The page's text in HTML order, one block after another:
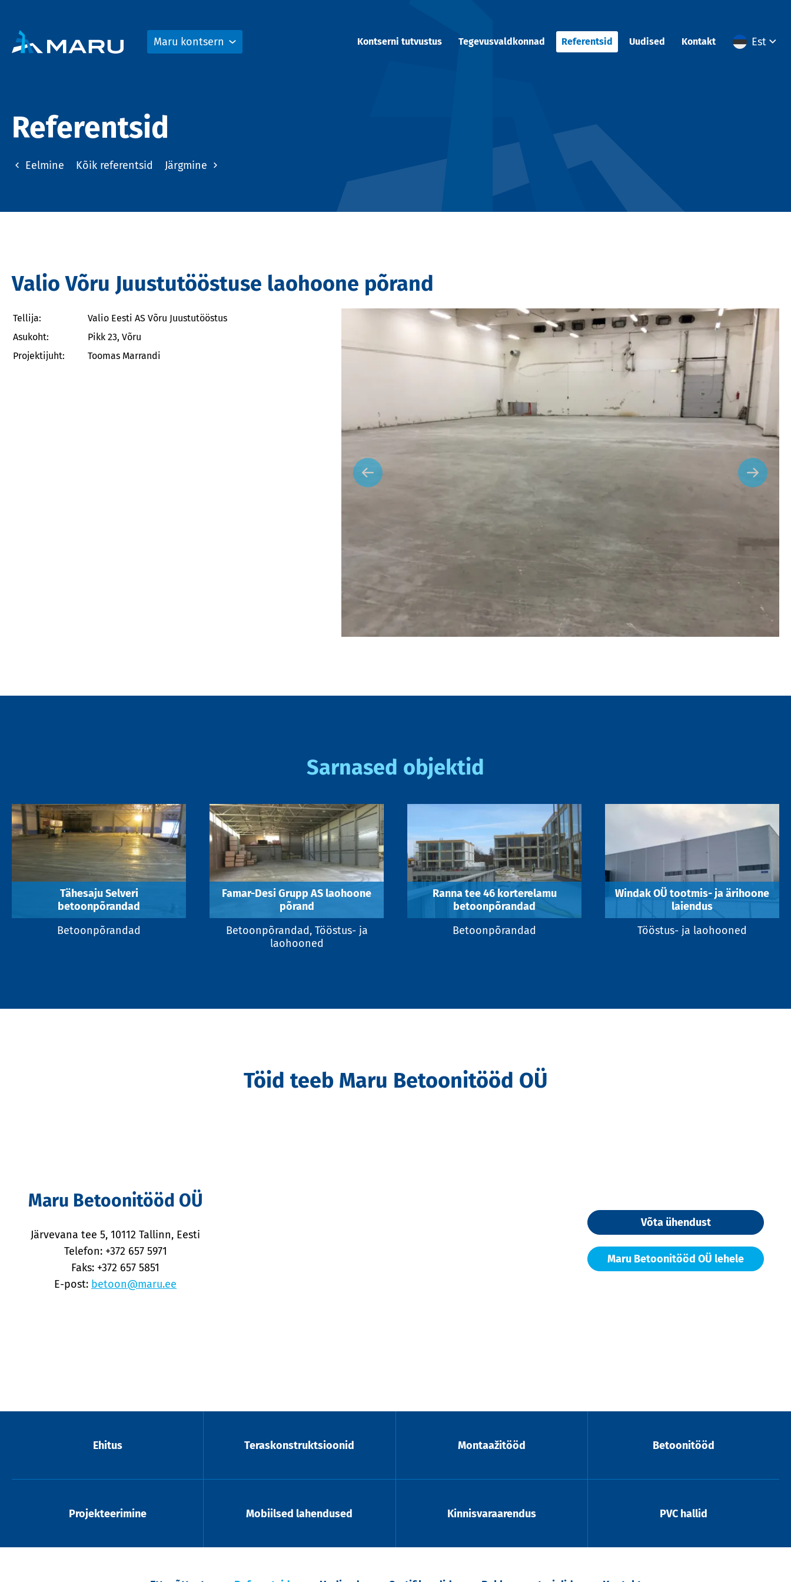
Maru kontsern Kontserni tutvustus Tegevusvaldkonnad Referentsid Uudised Kontakt Est
Referentsid
Eelmine Kõik referentsid Järgmine
Valio Võru Juustutööstuse laohoone põrand
Tellija:
Valio Eesti AS Võru Juustutööstus
Asukoht:
Pikk 23, Võru
Projektijuht:
Toomas Marrandi
Sarnased objektid
Tähesaju Selveri
betoonpõrandad
Betoonpõrandad
Famar-Desi Grupp AS laohoone
põrand
Betoonpõrandad, Tööstus- ja
laohooned
Ranna tee 46 korterelamu
betoonpõrandad
Betoonpõrandad
Windak OÜ tootmis- ja ärihoone
laiendus
Tööstus- ja laohooned
Töid teeb Maru Betoonitööd OÜ
Maru Betoonitööd OÜ
Järvevana tee 5, 10112 Tallinn, Eesti
Telefon: +372 657 5971
Faks: +372 657 5851
E-post: betoon@maru.ee
Võta ühendust
Maru Betoonitööd OÜ lehele
Ehitus Teraskonstruktsioonid Montaažitööd Betoonitööd
Projekteerimine Mobiilsed lahendused Kinnisvaraarendus PVC hallid